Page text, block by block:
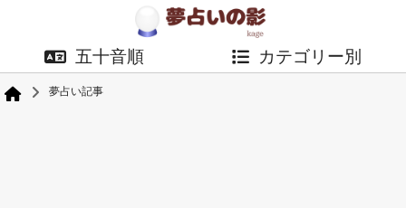
五十音順 カテゴリー別
夢占い記事